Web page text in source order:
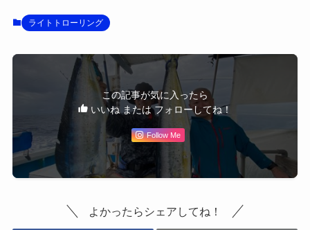
ライトトローリング
この記事が気に入ったら
いいね または フォローしてね！
Follow Me
よかったらシェアしてね！